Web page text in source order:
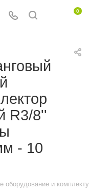
0
R3/8''
- 10
оборудование и